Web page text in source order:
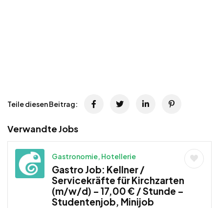
Teile diesen Beitrag:
Verwandte Jobs
Gastronomie, Hotellerie
Gastro Job: Kellner /
Servicekräfte für Kirchzarten
(m/w/d) – 17,00 € / Stunde –
Studentenjob, Minijob